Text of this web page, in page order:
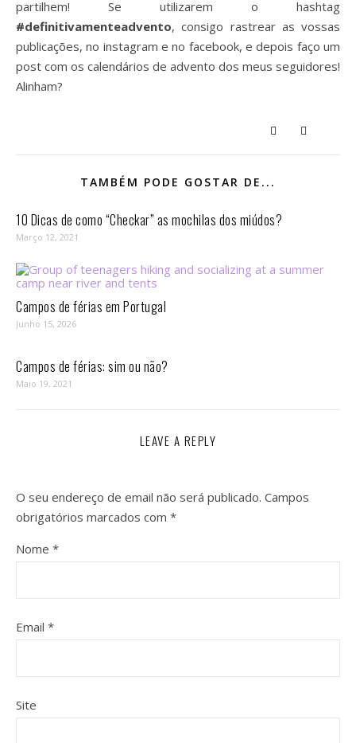
partilhem! Se utilizarem o hashtag
#definitivamenteadvento, consigo rastrear as vossas
publicações, no instagram e no facebook, e depois faço um
post com os calendários de advento dos meus seguidores!
Alinham?
TAMBÉM PODE GOSTAR DE...
10 Dicas de como “Checkar” as mochilas dos miúdos?
Março 12, 2021
Campos de férias em Portugal
Junho 15, 2026
Campos de férias: sim ou não?
Maio 19, 2021
LEAVE A REPLY
O seu endereço de email não será publicado. Campos
obrigatórios marcados com *
Nome *
Email *
Site